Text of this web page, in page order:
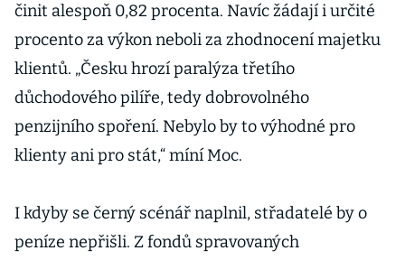
činit alespoň 0,82 procenta. Navíc žádají i určité
procento za výkon neboli za zhodnocení majetku
klientů. „Česku hrozí paralýza třetího
důchodového pilíře, tedy dobrovolného
penzijního spoření. Nebylo by to výhodné pro
klienty ani pro stát,“ míní Moc.
I kdyby se černý scénář naplnil, střadatelé by o
peníze nepřišli. Z fondů spravovaných